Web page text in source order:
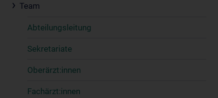
Team
Abteilungsleitung
Sekretariate
Oberärzt:innen
Fachärzt:innen